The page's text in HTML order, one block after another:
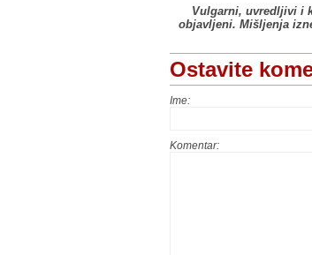
Vulgarni, uvredljivi i
objavljeni. Mišljenja
Ostavite
Ime:
Komentar: